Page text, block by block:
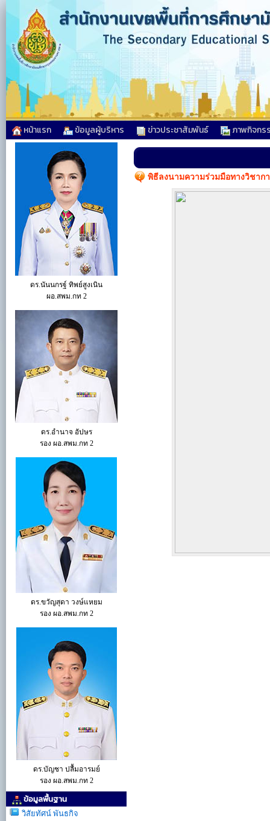
หน้าแรก ข้อมูลผู้บริหาร ข่าวประชาสัมพันธ์ ภาพกิจกร
ดร.นันนกรฐ์ ทิพย์สูงเนิน
ผอ.สพม.กท 2
ดร.อำนาจ อัปษร
รอง ผอ.สพม.กท 2
ดร.ขวัญสุดา วงษ์แหยม
รอง ผอ.สพม.กท 2
ดร.บัญชา ปลื้มอารมย์
รอง ผอ.สพม.กท 2
ข้อมูลพื้นฐาน
วิสัยทัศน์ พันธกิจ
พิธีลงนามความร่วมมือทางวิชาก